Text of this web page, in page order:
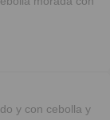
y con cebolla y